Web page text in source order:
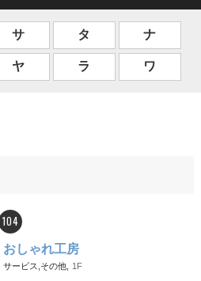
サ タ ナ
ヤ ラ ワ
104
おしゃれ工房
サービス,その他, 1F